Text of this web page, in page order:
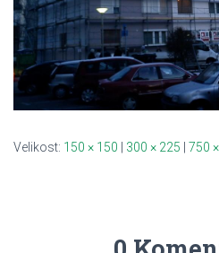
Velikost: 150 × 150 | 300 × 225 | 750